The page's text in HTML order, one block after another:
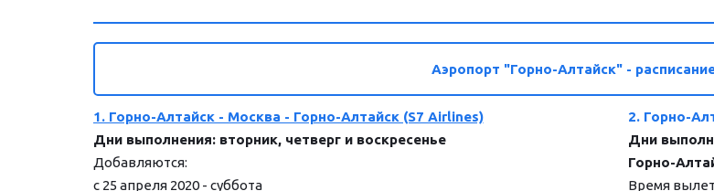
Аэропорт "Горно-Алтайск" -
1. Горно-Алтайск - Москва - Горно-Алтайск (S7 Airlines)
Дни выполнения: вторник, четверг и воскресенье
Добавляются:
с 25 апреля 2020 - суббота
2. Горно-
Дни
Горно-
Время вылета: